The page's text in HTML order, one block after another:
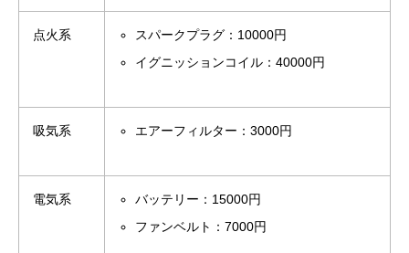
点火系
スパークプラグ：10000円
イグニッションコイル：40000円
吸気系 エアーフィルター：3000円
電気系
バッテリー：15000円
ファンベルト：7000円